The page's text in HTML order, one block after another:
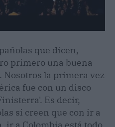
que dicen,
primero una buena
Nosotros la primera vez
fue con un disco
Es decir,
si creen que con ir a
ir a Colombia está todo